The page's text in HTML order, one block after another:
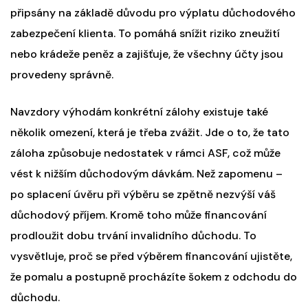
připsány na základě důvodu pro výplatu důchodového
zabezpečení klienta. To pomáhá snížit riziko zneužití
nebo krádeže peněz a zajišťuje, že všechny účty jsou
provedeny správně.
Navzdory výhodám konkrétní zálohy existuje také
několik omezení, která je třeba zvážit. Jde o to, že tato
záloha způsobuje nedostatek v rámci ASF, což může
vést k nižším důchodovým dávkám. Než zapomenu –
po splacení úvěru při výběru se zpětně nezvýší váš
důchodový příjem. Kromě toho může financování
prodloužit dobu trvání invalidního důchodu. To
vysvětluje, proč se před výběrem financování ujistěte,
že pomalu a postupně procházíte šokem z odchodu do
důchodu.